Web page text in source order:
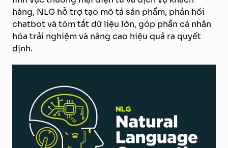
hàng, NLG hỗ trợ tạo mô tả sản phẩm, phản hồi
chatbot và tóm tắt dữ liệu lớn, góp phần cá nhân
hóa trải nghiệm và nâng cao hiệu quả ra quyết
định.